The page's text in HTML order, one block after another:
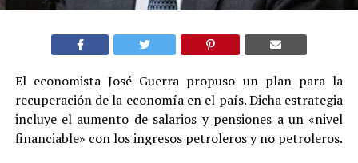
El economista José Guerra propuso un plan para la
recuperación de la economía en el país. Dicha estrategia
incluye el aumento de salarios y pensiones a un «nivel
financiable» con los ingresos petroleros y no petroleros.